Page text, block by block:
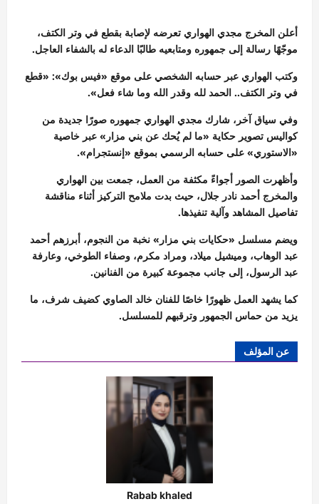
أعلن المخرج مجدي الهواري تعرضه لإصابة بقطع في وتر الكتف،
موجّهًا رسالة إلى جمهوره ومتابعيه طالبًا الدعاء له بالشفاء العاجل.
وكتب الهواري عبر حسابه الشخصي على موقع «فيس بوك»: «قطع
في وتر الكتف.. الحمد لله وقدر الله وما شاء فعل».
وفي سياق آخر، شارك مجدي الهواري جمهوره صورًا جديدة من
كواليس تصوير حكاية «ما لم يُحك عن بني مزار» عبر خاصية
«الاستوري» على حسابه الرسمي بموقع «إنستجرام».
وأظهرت الصور أجواءً مكثفة من العمل، جمعت بين الهواري
والمخرج أحمد نادر جلال، حيث بدت ملامح التركيز أثناء مناقشة
تفاصيل المشاهد وآلية تنفيذها.
ويضم مسلسل «حكايات بني مزار» نخبة من النجوم، أبرزهم أحمد
عبد الوهاب، وميشيل ميلاد، ومراد مكرم، وصفاء الطوخي، وعارفة
عبد الرسول، إلى جانب مجموعة كبيرة من الفنانين.
كما يشهد العمل ظهورًا خاصًا للفنان خالد الصاوي كضيف شرف، ما
يزيد من حماس الجمهور وترقبهم للمسلسل.
عن المؤلف
Rabab khaled